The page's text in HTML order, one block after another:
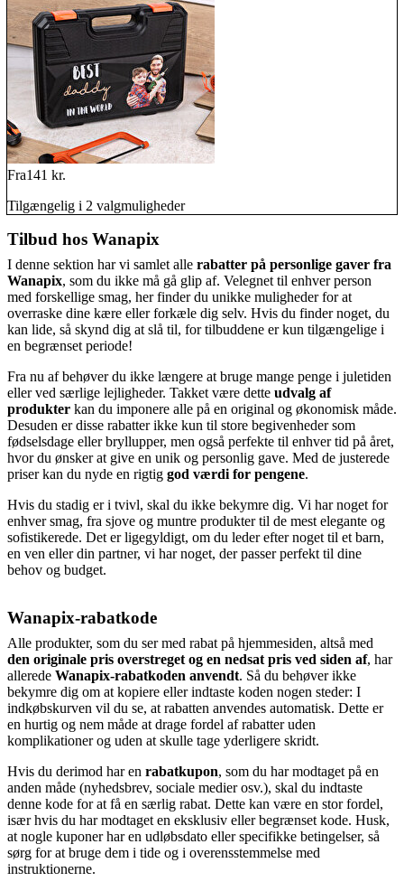
Fra141 kr.
Tilgængelig i 2 valgmuligheder
Tilbud hos Wanapix
I denne sektion har vi samlet alle rabatter på personlige gaver fra
Wanapix, som du ikke må gå glip af. Velegnet til enhver person
med forskellige smag, her finder du unikke muligheder for at
overraske dine kære eller forkæle dig selv. Hvis du finder noget, du
kan lide, så skynd dig at slå til, for tilbuddene er kun tilgængelige i
en begrænset periode!
Fra nu af behøver du ikke længere at bruge mange penge i juletiden
eller ved særlige lejligheder. Takket være dette udvalg af
produkter kan du imponere alle på en original og økonomisk måde.
Desuden er disse rabatter ikke kun til store begivenheder som
fødselsdage eller bryllupper, men også perfekte til enhver tid på året,
hvor du ønsker at give en unik og personlig gave. Med de justerede
priser kan du nyde en rigtig god værdi for pengene.
Hvis du stadig er i tvivl, skal du ikke bekymre dig. Vi har noget for
enhver smag, fra sjove og muntre produkter til de mest elegante og
sofistikerede. Det er ligegyldigt, om du leder efter noget til et barn,
en ven eller din partner, vi har noget, der passer perfekt til dine
behov og budget.
Wanapix-rabatkode
Alle produkter, som du ser med rabat på hjemmesiden, altså med
den originale pris overstreget og en nedsat pris ved siden af, har
allerede Wanapix-rabatkoden anvendt. Så du behøver ikke
bekymre dig om at kopiere eller indtaste koden nogen steder: I
indkøbskurven vil du se, at rabatten anvendes automatisk. Dette er
en hurtig og nem måde at drage fordel af rabatter uden
komplikationer og uden at skulle tage yderligere skridt.
Hvis du derimod har en rabatkupon, som du har modtaget på en
anden måde (nyhedsbrev, sociale medier osv.), skal du indtaste
denne kode for at få en særlig rabat. Dette kan være en stor fordel,
især hvis du har modtaget en eksklusiv eller begrænset kode. Husk,
at nogle kuponer har en udløbsdato eller specifikke betingelser, så
sørg for at bruge dem i tide og i overensstemmelse med
instruktionerne.